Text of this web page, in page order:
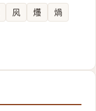
㶡 爡
煱